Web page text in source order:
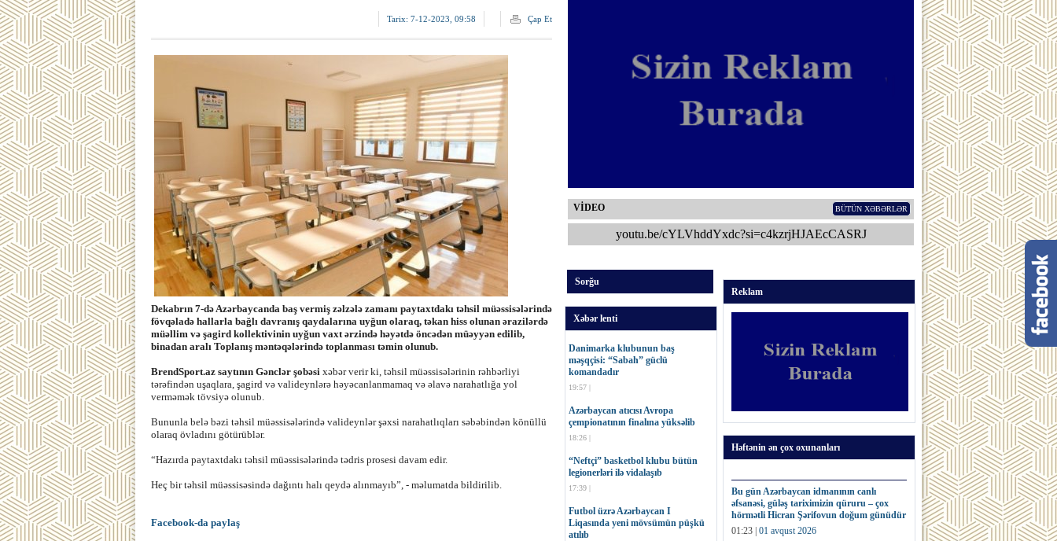
VİDEO BÜTÜN XƏBƏRLƏR
youtu.be/cYLVhddYxdc?si=c4kzrjHJAEcCASRJ
Sorğu
Xəbər lenti
Danimarka klubunun baş
məşqçisi: “Sabah” güclü
komandadır
19:57 |
Azərbaycan atıcısı Avropa
çempionatının finalına yüksəlib
18:26 |
“Neftçi” basketbol klubu bütün
legionerləri ilə vidalaşıb
17:39 |
Futbol üzrə Azərbaycan I
Liqasında yeni mövsümün püşkü
atılıb
Reklam
Həftənin ən çox oxunanları
Bu gün Azərbaycan idmanının canlı
əfsanəsi, güləş tariximizin qüruru – çox
hörmətli Hicran Şərifovun doğum günüdür
01:23 | 01 avqust 2026
Tarix: 7-12-2023, 09:58 Çap Et
Dekabrın 7-də Azərbaycanda baş vermiş zəlzələ zamanı paytaxtdakı təhsil müəssisələrində
fövqəladə hallarla bağlı davranış qaydalarına uyğun olaraq, təkan hiss olunan ərazilərdə
müəllim və şagird kollektivinin uyğun vaxt ərzində həyətdə öncədən müəyyən edilib,
binadan aralı Toplanış məntəqələrində toplanması təmin olunub.
BrendSport.az saytının Gənclər şobəsi xəbər verir ki, təhsil müəssisələrinin rəhbərliyi
tərəfindən uşaqlara, şagird və valideynlərə həyəcanlanmamaq və əlavə narahatlığa yol
verməmək tövsiyə olunub.
Bununla belə bəzi təhsil müəssisələrində valideynlər şəxsi narahatlıqları səbəbindən könüllü
olaraq övladını götürüblər.
“Hazırda paytaxtdakı təhsil müəssisələrində tədris prosesi davam edir.
Heç bir təhsil müəssisəsində dağıntı halı qeydə alınmayıb”, - məlumatda bildirilib.
Facebook-da paylaş